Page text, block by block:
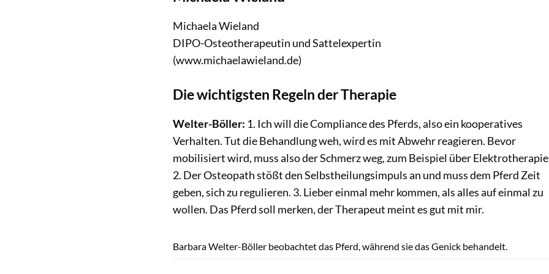
Michaela Wieland
DIPO-Osteotherapeutin und Sattelexpertin
(www.michaelawieland.de)
Die wichtigsten Regeln der Therapie
Welter-Böller: 1. Ich will die Compliance des Pferds, also ein kooperatives
Verhalten. Tut die Behandlung weh, wird es mit Abwehr reagieren. Bevor
mobilisiert wird, muss also der Schmerz weg, zum Beispiel über
2. Der Osteopath stößt den Selbstheilungsimpuls an und muss dem Pferd Zeit
geben, sich zu regulieren. 3. Lieber einmal mehr kommen, als alles auf einmal zu
wollen. Das Pferd soll merken, der Therapeut meint es gut mit mir.
Barbara Welter-Böller beobachtet das Pferd, während sie das Genick behandelt.